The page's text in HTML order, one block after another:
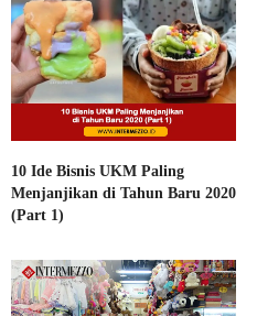
10 Ide Bisnis UKM Paling
Menjanjikan di Tahun Baru 2020
(Part 1)